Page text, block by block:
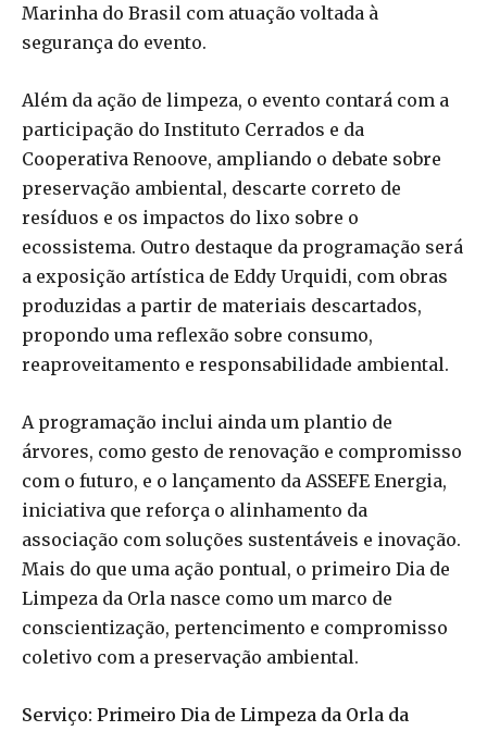
Marinha do Brasil com atuação voltada à
segurança do evento.
Além da ação de limpeza, o evento contará com a
participação do Instituto Cerrados e da
Cooperativa Renoove, ampliando o debate sobre
preservação ambiental, descarte correto de
resíduos e os impactos do lixo sobre o
ecossistema. Outro destaque da programação será
a exposição artística de Eddy Urquidi, com obras
produzidas a partir de materiais descartados,
propondo uma reflexão sobre consumo,
reaproveitamento e responsabilidade ambiental.
A programação inclui ainda um plantio de
árvores, como gesto de renovação e compromisso
com o futuro, e o lançamento da ASSEFE Energia,
iniciativa que reforça o alinhamento da
associação com soluções sustentáveis e inovação.
Mais do que uma ação pontual, o primeiro Dia de
Limpeza da Orla nasce como um marco de
conscientização, pertencimento e compromisso
coletivo com a preservação ambiental.
Serviço: Primeiro Dia de Limpeza da Orla da